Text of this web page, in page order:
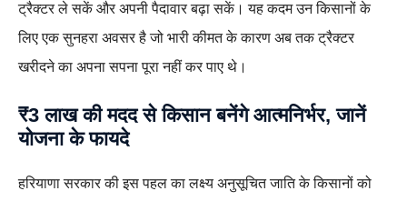
ट्रैक्टर ले सकें और अपनी पैदावार बढ़ा सकें। यह कदम उन किसानों के
लिए एक सुनहरा अवसर है जो भारी कीमत के कारण अब तक ट्रैक्टर
खरीदने का अपना सपना पूरा नहीं कर पाए थे।
₹3 लाख की मदद से किसान बनेंगे आत्मनिर्भर, जानें
योजना के फायदे
हरियाणा सरकार की इस पहल का लक्ष्य अनुसूचित जाति के किसानों को